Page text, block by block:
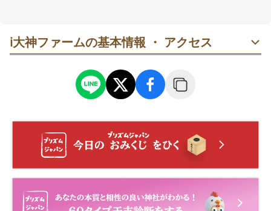
ℹ️大神ファームの基本情報 ・ アクセス